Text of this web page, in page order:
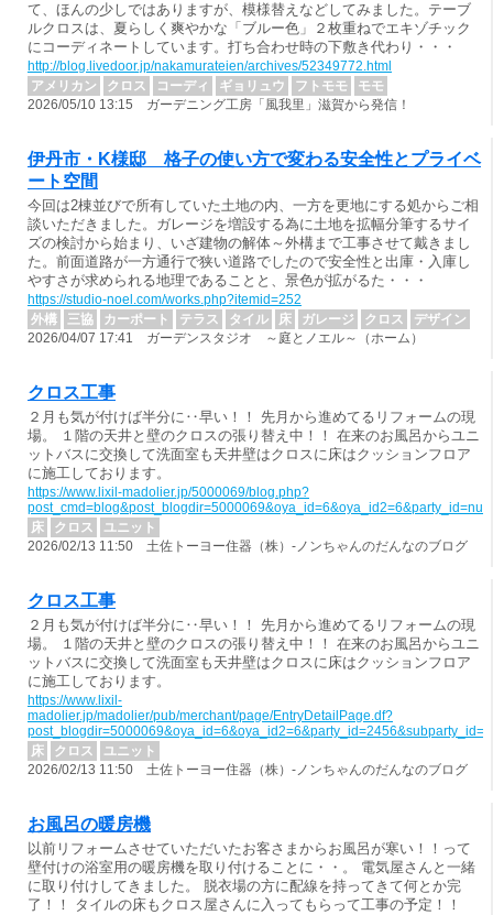
て、ほんの少しではありますが、模様替えなどしてみました。テーブ
ルクロスは、夏らしく爽やかな「ブルー色」２枚重ねでエキゾチック
にコーディネートしています。打ち合わせ時の下敷き代わり・・・
http://blog.livedoor.jp/nakamurateien/archives/52349772.html
アメリカン
クロス コーディ ギョリュウ フトモモ
モモ
2026/05/10 13:15 ガーデニング工房「風我里」滋賀から発信！
伊丹市・K様邸 格子の使い方で変わる安全性とプライベ
ート空間
今回は2棟並びで所有していた土地の内、一方を更地にする処からご相
談いただきました。ガレージを増設する為に土地を拡幅分筆するサイ
ズの検討から始まり、いざ建物の解体～外構まで工事させて戴きまし
た。前面道路が一方通行で狭い道路でしたので安全性と出庫・入庫し
やすさが求められる地理であることと、景色が拡がるた・・・
https://studio-noel.com/works.php?itemid=252
外構
三協 カーポート テラス タイル 床 ガレージ クロス
デザイン
2026/04/07 17:41 ガーデンスタジオ ～庭とノエル～（ホーム）
クロス工事
２月も気が付けば半分に‥早い！！ 先月から進めてるリフォームの現
場。 １階の天井と壁のクロスの張り替え中！！ 在来のお風呂からユニ
ットバスに交換して洗面室も天井壁はクロスに床はクッションフロア
に施工しております。
https://www.lixil-madolier.jp/5000069/blog.php?
床
クロス
ユニット
2026/02/13 11:50 土佐トーヨー住器（株）-ノンちゃんのだんなのブログ
クロス工事
２月も気が付けば半分に‥早い！！ 先月から進めてるリフォームの現
場。 １階の天井と壁のクロスの張り替え中！！ 在来のお風呂からユニ
ットバスに交換して洗面室も天井壁はクロスに床はクッションフロア
に施工しております。
https://www.lixil-
madolier.jp/madolier/pub/merchant/page/EntryDetailPage.df?
床
クロス
ユニット
2026/02/13 11:50 土佐トーヨー住器（株）-ノンちゃんのだんなのブログ
お風呂の暖房機
以前リフォームさせていただいたお客さまからお風呂が寒い！！って
壁付けの浴室用の暖房機を取り付けることに・・。 電気屋さんと一緒
に取り付けしてきました。 脱衣場の方に配線を持ってきて何とか完
了！！ タイルの床もクロス屋さんに入ってもらって工事の予定！！